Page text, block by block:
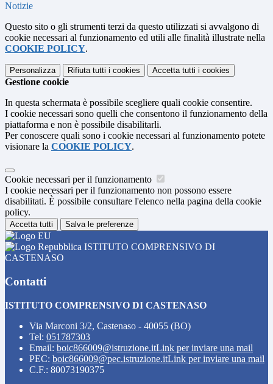
Notizie
Questo sito o gli strumenti terzi da questo utilizzati si avvalgono di
cookie necessari al funzionamento ed utili alle finalità illustrate nella
COOKIE POLICY.
Personalizza Rifiuta tutti i cookies Accetta tutti i cookies
Gestione cookie
In questa schermata è possibile scegliere quali cookie consentire.
I cookie necessari sono quelli che consentono il funzionamento della
piattaforma e non è possibile disabilitarli.
Per conoscere quali sono i cookie necessari al funzionamento potete
visionare la COOKIE POLICY.
Cookie necessari per il funzionamento
I cookie necessari per il funzionamento non possono essere
disabilitati. È possibile consultare l'elenco nella pagina della cookie
policy.
Accetta tutti Salva le preferenze
ISTITUTO COMPRENSIVO DI
CASTENASO
Contatti
ISTITUTO COMPRENSIVO DI CASTENASO
Via Marconi 3/2, Castenaso - 40055 (BO)
Tel: 051787303
Email: boic866009@istruzione.itLink per inviare una mail
PEC: boic866009@pec.istruzione.itLink per inviare una mail
C.F.: 80073190375